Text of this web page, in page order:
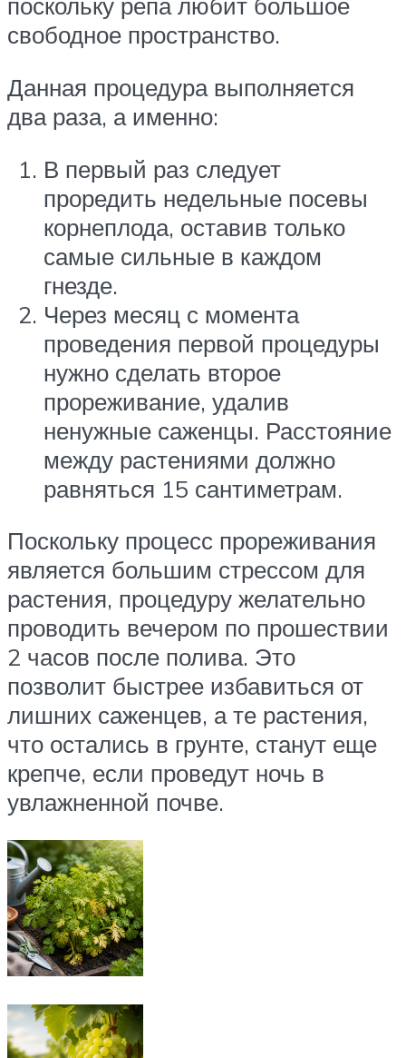
свободное пространство.
Данная процедура выполняется
два раза, а именно:
В первый раз следует
проредить недельные посевы
корнеплода, оставив только
самые сильные в каждом
гнезде.
Через месяц с момента
проведения первой процедуры
нужно сделать второе
прореживание, удалив
ненужные саженцы. Расстояние
между растениями должно
равняться 15 сантиметрам.
Поскольку процесс прореживания
является большим стрессом для
растения, процедуру желательно
проводить вечером по прошествии
2 часов после полива. Это
позволит быстрее избавиться от
лишних саженцев, а те растения,
что остались в грунте, станут еще
крепче, если проведут ночь в
увлажненной почве.